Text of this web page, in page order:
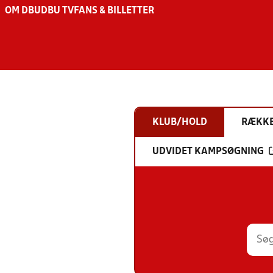
OM DBU DBU TV FANS & BILLETTER
KLUB/HOLD
UDVIDET KAMPSØGNING